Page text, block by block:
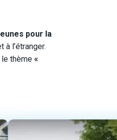
pour la
l’étranger.
le thème«